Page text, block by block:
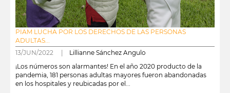
PIAM LUCHA POR LOS DERECHOS DE LAS PERSONAS
ADULTAS...
13/JUN/2022 | Lillianne Sánchez Angulo
¡Los números son alarmantes! En el año 2020 producto de la
pandemia, 181 personas adultas mayores fueron abandonadas
en los hospitales y reubicadas por el...